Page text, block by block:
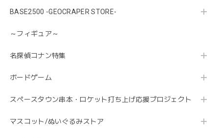
BASE2500 -GEOCRAPER STORE-
～フィギュア～
名探偵コナン特集
ボードゲーム
スペースタウン串本・ロケット打ち上げ応援プロジェクト
マスコット/ぬいぐるみストア